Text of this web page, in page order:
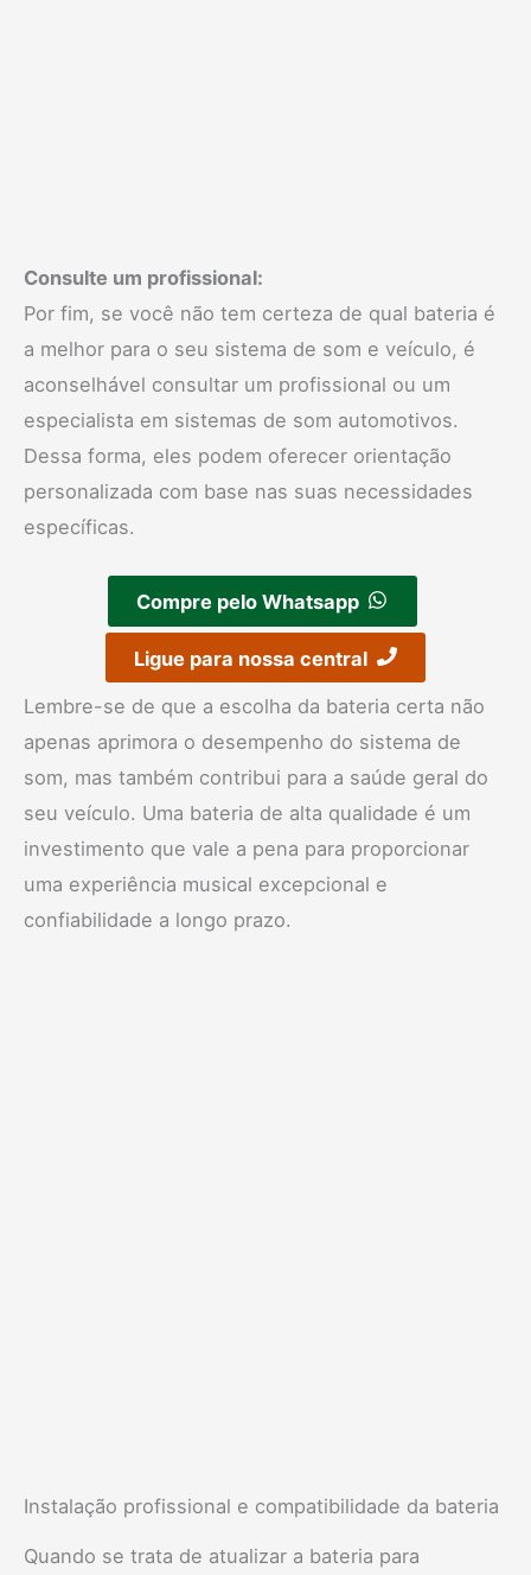
Consulte um profissional:
Por fim, se você não tem certeza de qual bateria é
a melhor para o seu sistema de som e veículo, é
aconselhável consultar um profissional ou um
especialista em sistemas de som automotivos.
Dessa forma, eles podem oferecer orientação
personalizada com base nas suas necessidades
específicas.
Compre pelo Whatsapp
Ligue para nossa central
Lembre-se de que a escolha da bateria certa não
apenas aprimora o desempenho do sistema de
som, mas também contribui para a saúde geral do
seu veículo. Uma bateria de alta qualidade é um
investimento que vale a pena para proporcionar
uma experiência musical excepcional e
confiabilidade a longo prazo.
Instalação profissional e compatibilidade da bateria
Quando se trata de atualizar a bateria para